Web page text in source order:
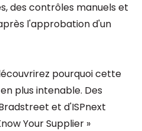
des contrôles manuels et
l'approbation d'un
pourquoi cette
plus intenable. Des
et d'ISPnext
Your Supplier »